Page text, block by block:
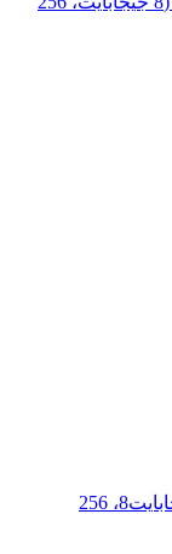
إنفينيكس جوال هوت 60 برو+ الجيل الرابع (جيجابايت8، 256